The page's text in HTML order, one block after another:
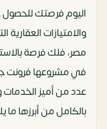
اليوم فرصتك للحصول
والامتيازات
مصر، فلك فرصة
في مشروعها فرونت
عدد من أميز الخدمات
بالكامل من أبرزها ما